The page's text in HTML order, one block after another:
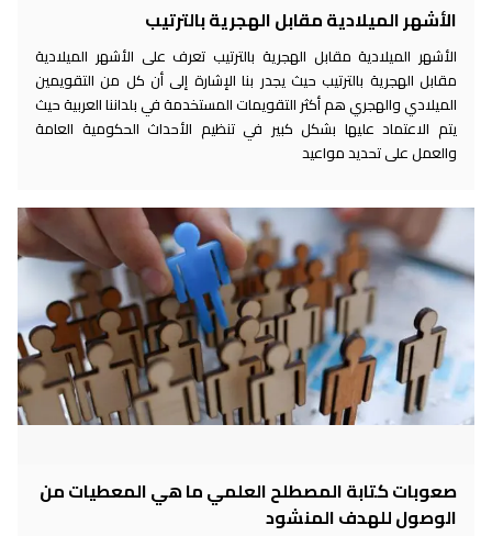
الأشهر الميلادية مقابل الهجرية بالترتيب
الأشهر الميلادية مقابل الهجرية بالترتيب تعرف على الأشهر الميلادية
مقابل الهجرية بالترتيب حيث يجدر بنا الإشارة إلى أن كل من التقويمين
الميلادي والهجري هم أكثر التقويمات المستخدمة في بلداننا العربية حيث
يتم الاعتماد عليها بشكل كبير في تنظيم الأحداث الحكومية العامة
والعمل على تحديد مواعيد
صعوبات كتابة المصطلح العلمي ما هي المعطيات من
الوصول للهدف المنشود